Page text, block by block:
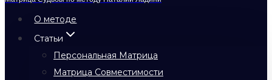
О методе
Статьи
Персональная Матрица
Матрица Совместимости